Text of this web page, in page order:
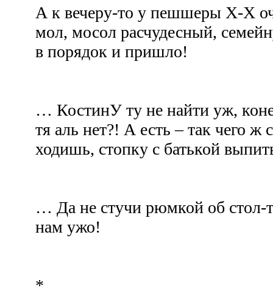
А к вечеру-то у пешшеры Х-Х
мол, мосол расчудесный,
в порядок и пришло!
… КостинУ ту не найти уж,
тя аль нет?! А есть – так чего ж
ходишь, стопку с батькой
… Да не стучи рюмкой об стол-
нам ужо!
*